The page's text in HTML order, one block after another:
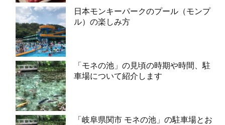
日本モンキーパークのプール（モンプ
ル）の楽しみ方
「モネの池」の見頃の時期や時間、駐
車場について紹介します
「岐阜県関市 モネの池」の駐車場とお